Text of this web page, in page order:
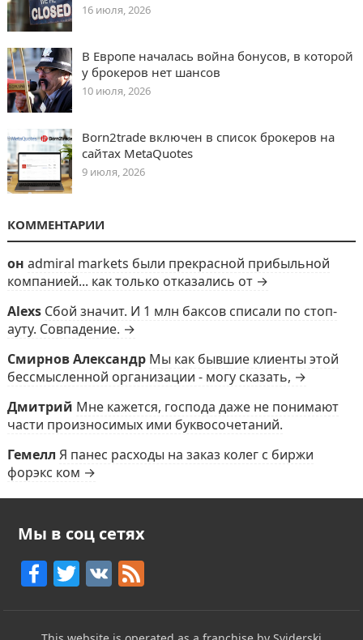
16 июля, 2026
В Европе началась война бонусов, в которой
у брокеров нет шансов
10 июля, 2026
Born2trade включен в список брокеров на
сайтах MetaQuotes
9 июля, 2026
КОММЕНТАРИИ
он admiral markets были прекрасной прибыльной
компанией... как только отказались от →
Alexs Сбой значит. И 1 млн баксов списали по стоп-
ауту. Совпадение. →
Смирнов Александр Мы как бывшие клиенты этой
бессмысленной организации - могу сказать, →
Дмитрий Мне кажется, господа даже не понимают
части произносимых ими буквосочетаний.
Гемелл Я панес расходы на заказ колег с биржи
форэкс ком →
Мы в соц сетях
F
c
T
itt
V F
e